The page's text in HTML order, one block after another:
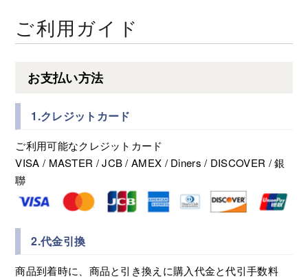
ご利用ガイド
お支払い方法
1.クレジットカード
ご利用可能なクレジットカード
VISA / MASTER / JCB / AMEX / Diners / DISCOVER / 銀
聯
2.代金引換
商品到着時に、商品と引き換えに購入代金と代引手数料